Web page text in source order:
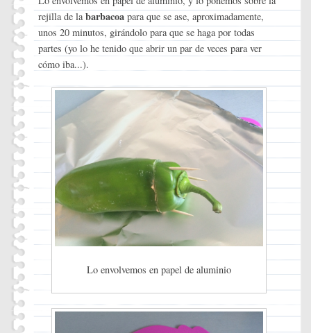
rejilla de labarbacoa para que se ase, aproximadamente,
unos 20 minutos, girándolo para que se haga por todas
partes (yo lo he tenido que abrir un par de veces para ver
cómo iba...).
Lo envolvemos en papel de aluminio